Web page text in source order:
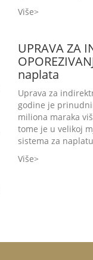
Više
UPRAVA ZA
naplata
Uprava za
godine je
miliona maraka
tome je u velikoj
sistema za naplatu
Više